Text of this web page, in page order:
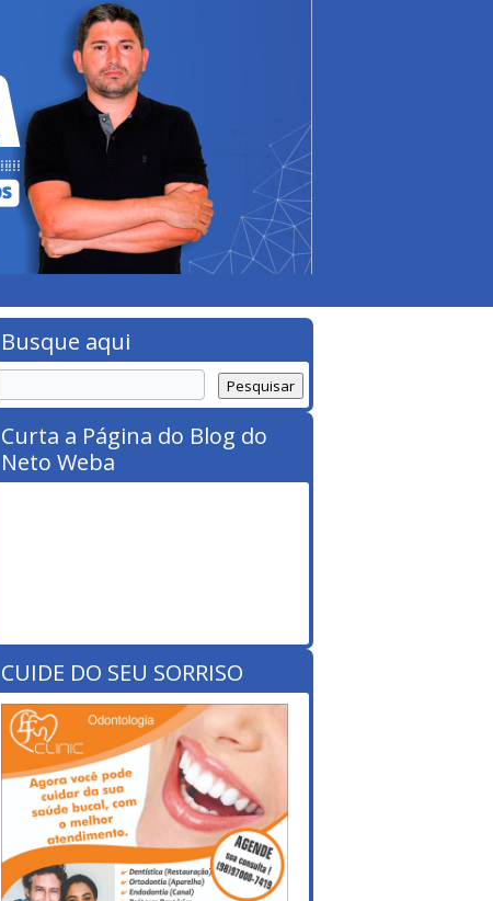
Busque aqui
Curta a Página do Blog do
Neto Weba
CUIDE DO SEU SORRISO